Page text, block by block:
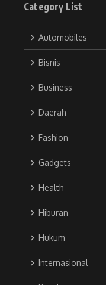
Category List
Automobiles
Bisnis
Business
Daerah
Fashion
Gadgets
Health
Hiburan
Hukum
Internasional